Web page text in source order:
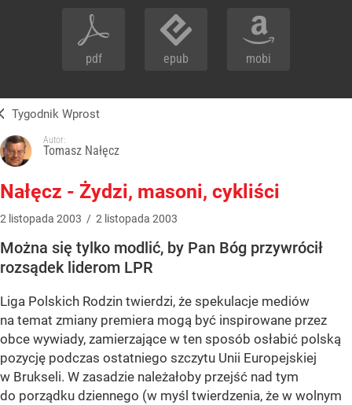
pdf epub mobi
Tygodnik Wprost
Autor:
Tomasz Nałęcz
Nałęcz - Żydzi, masoni, cykliści
2 listopada 2003 / 2 listopada 2003
Można się tylko modlić, by Pan Bóg przywrócił
rozsądek liderom LPR
Liga Polskich Rodzin twierdzi, że spekulacje mediów
na temat zmiany premiera mogą być inspirowane przez
obce wywiady, zamierzające w ten sposób osłabić polską
pozycję podczas ostatniego szczytu Unii Europejskiej
w Brukseli. W zasadzie należałoby przejść nad tym
do porządku dziennego (w myśl twierdzenia, że w wolnym